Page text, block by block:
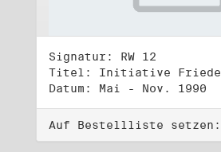
Signatur: RW 12
Datum: Mai - Nov. 1990
Auf Bestellliste setzen: